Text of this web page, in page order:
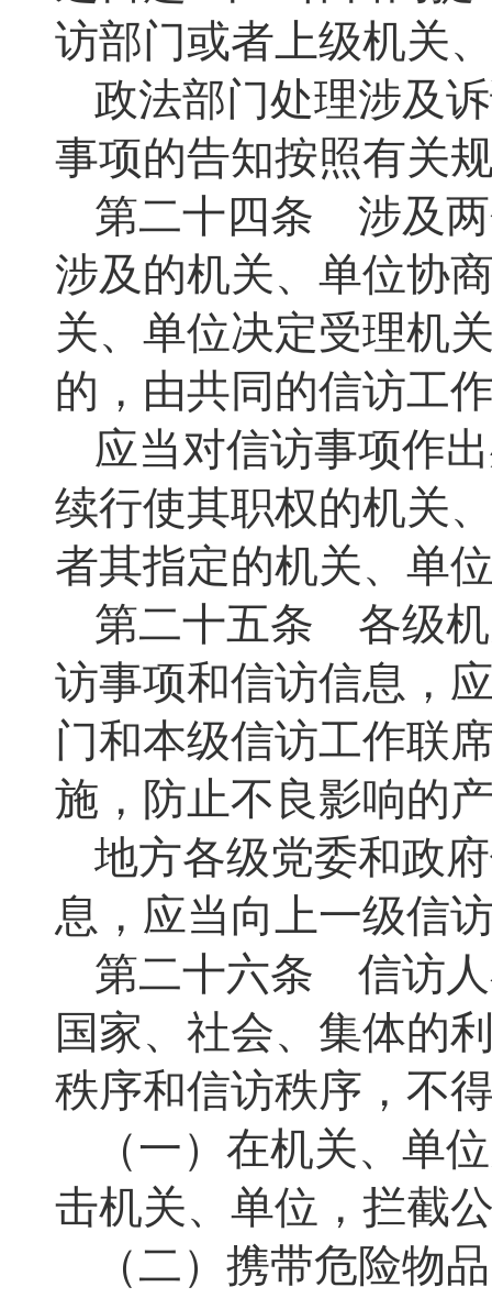
访部门或者上级机关
政法部门处理涉及
事项的告知按照有关
第二十四条 涉及两
涉及的机关、单位协
关、单位决定受理机
的，由共同的信访工
应当对信访事项作
续行使其职权的机关
者其指定的机关、单
第二十五条 各级机
访事项和信访信息，
门和本级信访工作联
施，防止不良影响的
地方各级党委和政
息，应当向上一级信
第二十六条 信访人
国家、社会、集体的
秩序和信访秩序，不
（一）在机关、单
击机关、单位，拦截
（二）携带危险物